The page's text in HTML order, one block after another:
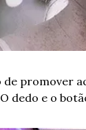
promover
dedo e o